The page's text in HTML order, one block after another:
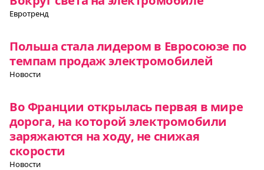
Евротренд
Польша стала лидером в Евросоюзе по
темпам продаж электромобилей
Новости
Во Франции открылась первая в мире
дорога, на которой электромобили
заряжаются на ходу, не снижая
скорости
Новости